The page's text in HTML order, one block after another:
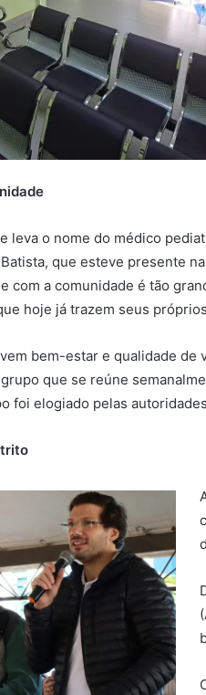
leva o nome do médico
que esteve presente
com a comunidade é tão
hoje já trazem seus
bem-estar e qualidade
que se reúne
foi elogiado pelas